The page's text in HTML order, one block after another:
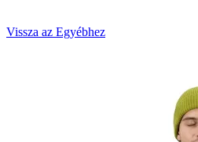
Vissza az Egyébhez